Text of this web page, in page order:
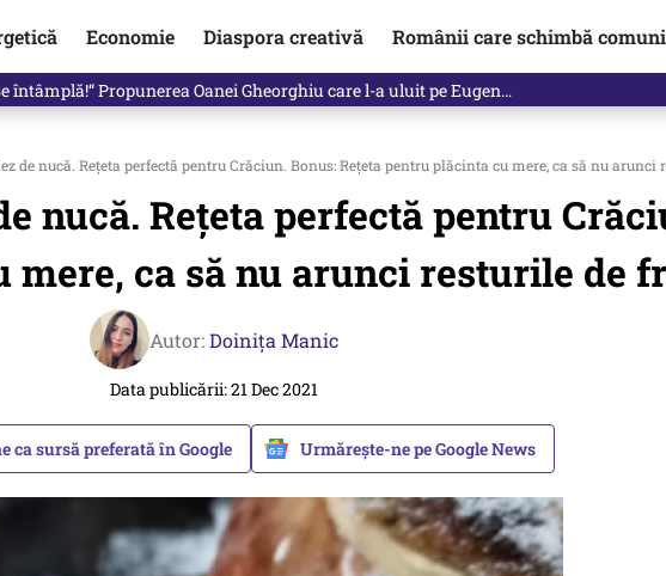
Economie Diaspora creativă Românii care schimbă
Ilie Bolojan de la Palatul Victoria. Verdictul lui Bogdan Chirieac
de nucă. Rețeta perfectă pentru Crăciun. Bonus: Rețeta pentru plăcinta cu mere, ca să nu arunci
nucă. Rețeta perfectă pentru
mere, ca să nu arunci resturile de
Autor:Doinița Manic
Data publicării: 21 Dec 2021
ca sursă preferată în Google Urmărește-ne pe Google News